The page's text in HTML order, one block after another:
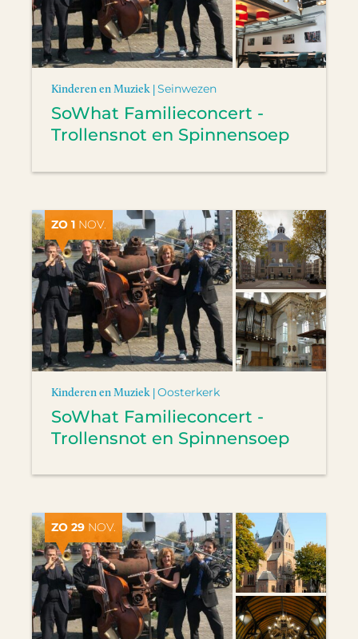
Kinderen en Muziek |Seinwezen
SoWhat Familieconcert -
Trollensnot en Spinnensoep
ZO 1 NOV.
Kinderen en Muziek |Oosterkerk
SoWhat Familieconcert -
Trollensnot en Spinnensoep
ZO 29 NOV.